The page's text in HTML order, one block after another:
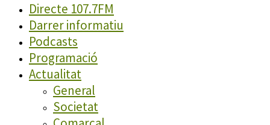
Directe 107.7FM
Darrer informatiu
Podcasts
Programació
Actualitat
General
Societat